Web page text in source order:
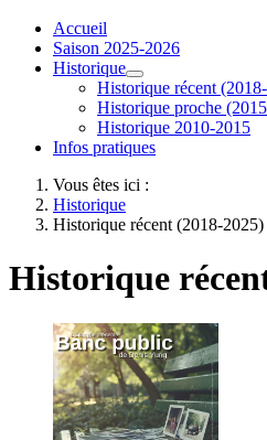
Accueil
Saison 2025-2026
Historique
Historique récent
Historique proche
Historique 2010-2015
Infos pratiques
Vous êtes ici :
Historique
Historique récent (2018-2025)
Historique